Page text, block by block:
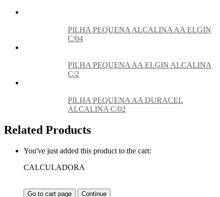
PILHA PEQUENA ALCALINA AA ELGIN
C/04
PILHA PEQUENA AA ELGIN ALCALINA
C/2
PILHA PEQUENA AA DURACEL
ALCALINA C/02
Related Products
You've just added this product to the cart:
CALCULADORA
Go to cart page Continue